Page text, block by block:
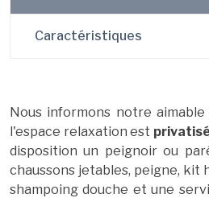
Caractéristiques
Nous informons notre aimable
l'espace relaxation est
disposition un peignoir ou
chaussons jetables, peigne, kit
shampoing douche et une